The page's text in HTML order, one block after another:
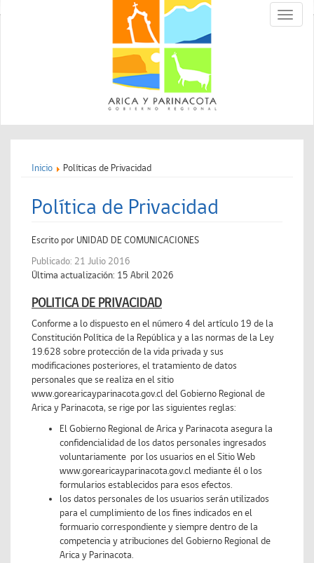
Toggle
Inicio Políticas de Privacidad
Política de Privacidad
Escrito por UNIDAD DE COMUNICACIONES
Publicado: 21 Julio 2016
Última actualización: 15 Abril 2026
POLITICA DE PRIVACIDAD
Conforme a lo dispuesto en el número 4 del artículo 19 de la
Constitución Política de la República y a las normas de la Ley
19.628 sobre protección de la vida privada y sus
modificaciones posteriores, el tratamiento de datos
personales que se realiza en el sitio
www.gorearicayparinacota.gov.cl del Gobierno Regional de
Arica y Parinacota, se rige por las siguientes reglas:
El Gobierno Regional de Arica y Parinacota asegura la
confidencialidad de los datos personales ingresados
voluntariamente por los usuarios en el Sitio Web
www.gorearicayparinacota.gov.cl mediante él o los
formularios establecidos para esos efectos.
los datos personales de los usuarios serán utilizados
para el cumplimiento de los fines indicados en el
formuario correspondiente y siempre dentro de la
competencia y atribuciones del Gobierno Regional de
Arica y Parinacota.